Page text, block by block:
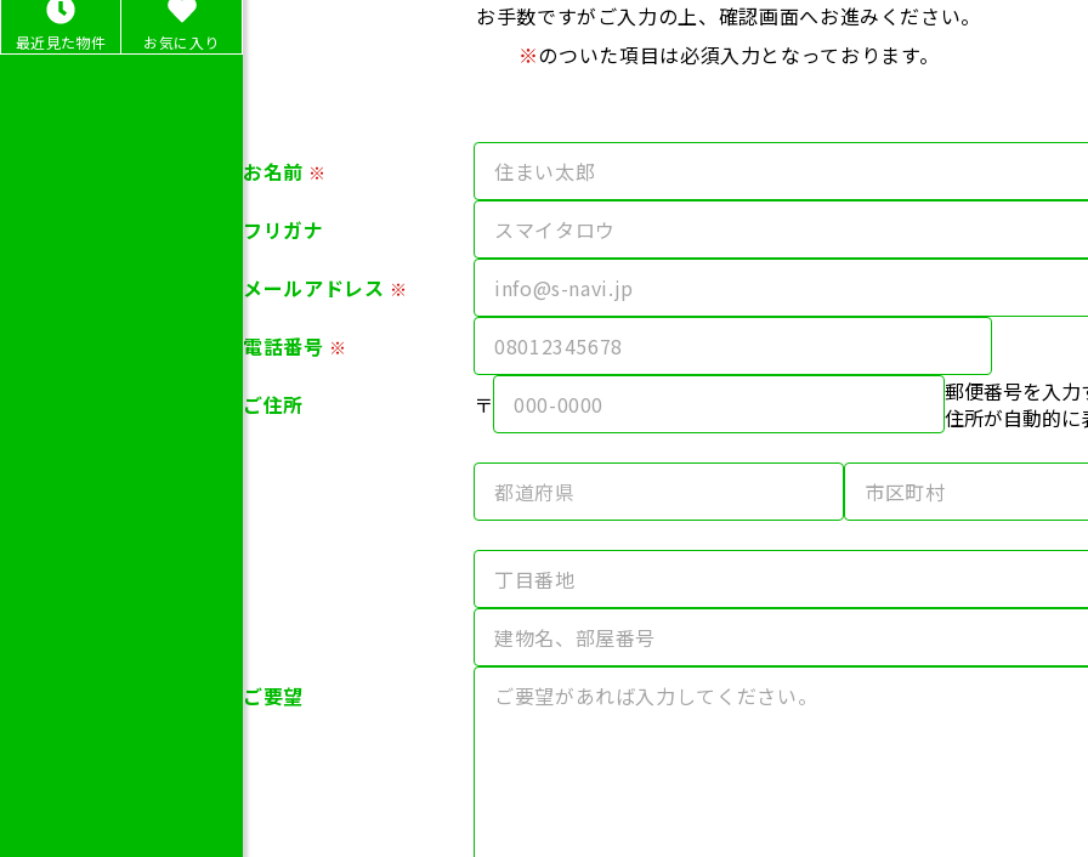
最近見た物件 お気に入り
お手数ですがご入力の上、確認画面へお進みください。
※のついた項目は必須入力となっております。
お名前
フリガナ
メールアドレス
電話番号
ご住所
〒
郵便番号を入力
住所が自動的に
ご要望